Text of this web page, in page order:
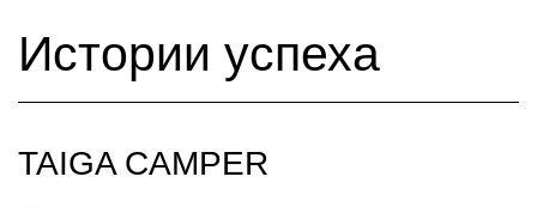
Истории успеха
TAIGA CAMPER